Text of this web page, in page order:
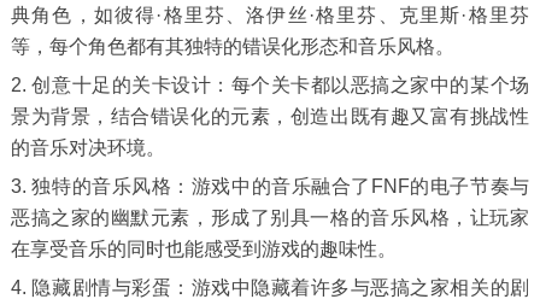
典角色，如彼得·格里芬、洛伊丝·格里芬、克里斯·格里芬
等，每个角色都有其独特的错误化形态和音乐风格。
2. 创意十足的关卡设计：每个关卡都以恶搞之家中的某个场
景为背景，结合错误化的元素，创造出既有趣又富有挑战性
的音乐对决环境。
3. 独特的音乐风格：游戏中的音乐融合了FNF的电子节奏与
恶搞之家的幽默元素，形成了别具一格的音乐风格，让玩家
在享受音乐的同时也能感受到游戏的趣味性。
4. 隐藏剧情与彩蛋：游戏中隐藏着许多与恶搞之家相关的剧